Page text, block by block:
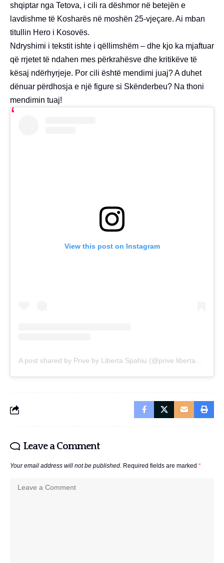
shqiptar nga Tetova, i cili ra dëshmor në betejën e
lavdishme të Kosharës në moshën 25-vjeçare. Ai mban
titullin Hero i Kosovës.
Ndryshimi i tekstit ishte i qëllimshëm – dhe kjo ka mjaftuar
që rrjetet të ndahen mes përkrahësve dhe kritikëve të
kësaj ndërhyrjeje. Por cili është mendimi juaj? A duhet
dënuar përdhosja e një figure si Skënderbeu? Na thoni
mendimin tuaj!
View this post on Instagram
A post shared by Prive by Liberta Spahiu (@prive.libertaspahiu)
Leave a Comment
Your email address will not be published. Required fields are marked *